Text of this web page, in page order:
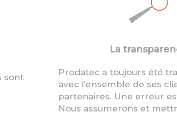
sont
La
Prodatec a toujours été
avec l’ensemble de ses
partenaires. Une erreur
Nous assumerons et